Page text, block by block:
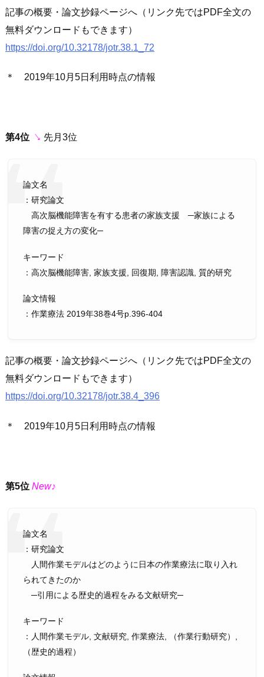
記事の概要・論文抄録ページへ（リンク先ではPDF全文の
無料ダウンロードもできます）
https://doi.org/10.32178/jotr.38.1_72
＊ 2019年10月5日利用時点の情報
第4位 ↘︎ 先月3位
論文名
：研究論文
高次脳機能障害を有する患者の家族支援 ─家族による
障害の捉え方の変化─
キーワード
：高次脳機能障害, 家族支援, 回復期, 障害認識, 質的研究
論文情報
：作業療法 2019年38巻4号p.396-404
記事の概要・論文抄録ページへ（リンク先ではPDF全文の
無料ダウンロードもできます）
https://doi.org/10.32178/jotr.38.4_396
＊ 2019年10月5日利用時点の情報
第5位 New♪
論文名
：研究論文
人間作業モデルはどのように日本の作業療法に取り入れ
られてきたのか
─引用による歴史的過程をみる文献研究─
キーワード
：人間作業モデル, 文献研究, 作業療法, （作業行動研究）,
（歴史的過程）